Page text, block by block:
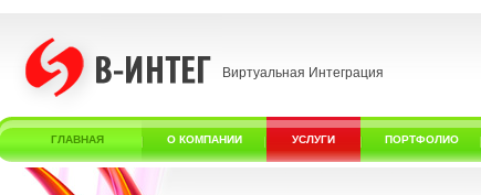
Виртуальная Интеграция
ГЛАВНАЯ О КОМПАНИИ УСЛУГИ ПОРТФОЛИО